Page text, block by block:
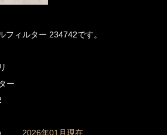
フィルター 234742です。
ー
） 2026年01月現在